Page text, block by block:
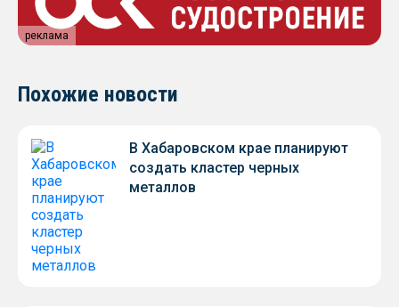
реклама
Похожие новости
В Хабаровском крае планируют
создать кластер черных
металлов